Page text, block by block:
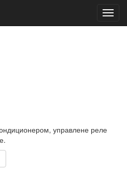
управлене реле